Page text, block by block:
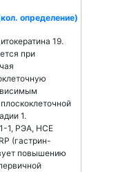
определение)
19.
при
1.
1, РЭА, НСЕ
(гастрин-
повышению